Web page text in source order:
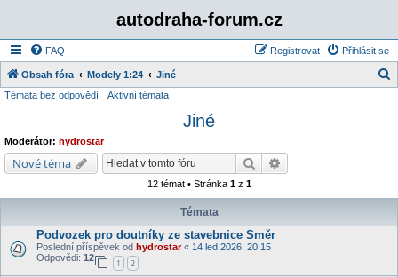
autodraha-forum.cz
FAQ Přihlásit se
Registrovat
Obsah fóra Modely 1:24 Jiné
Témata bez odpovědí Aktivní témata
Jiné
Moderátor: hydrostar
Nové téma Hledat
12 témat • Stránka 1z 1
Témata
Podvozek pro doutníky ze stavebnice Směr
Poslední příspěvek od hydrostar« 14 led 2026, 20:15
Odpovědi: 12
1 2